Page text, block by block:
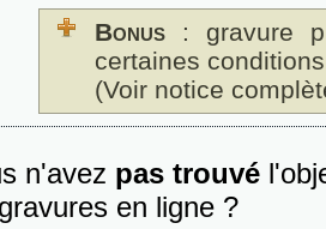
Bonus : gravure
certaines
(Voir notice
n'avez pas trouvé
en ligne ?